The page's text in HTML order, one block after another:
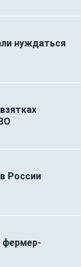
нуждаться
России
фермер-